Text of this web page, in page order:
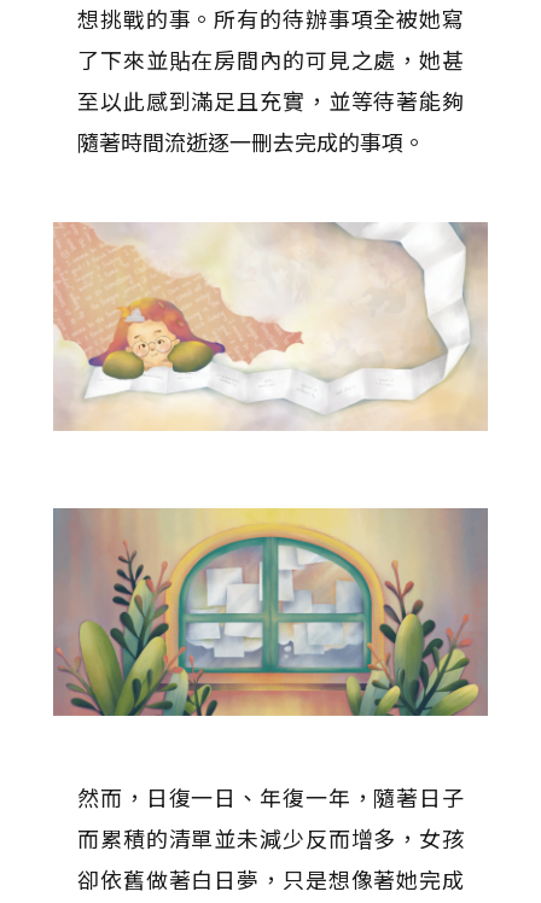
想挑戰的事。所有的待辦事項全被她寫
了下來並貼在房間內的可見之處，她甚
至以此感到滿足且充實，並等待著能夠
隨著時間流逝逐一刪去完成的事項。
然而，日復一日、年復一年，隨著日子
而累積的清單並未減少反而增多，女孩
卻依舊做著白日夢，只是想像著她完成